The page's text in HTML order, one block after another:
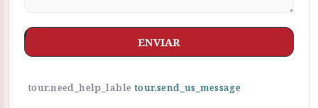
ENVIAR
tour.need_help_lable tour.send_us_message